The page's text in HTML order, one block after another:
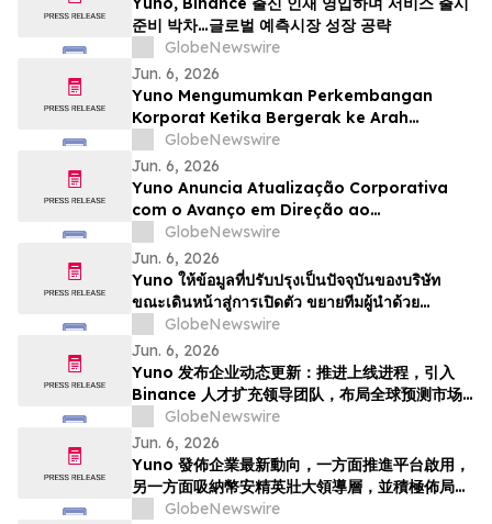
준비 박차…글로벌 예측시장 성장 공략
GlobeNewswire
Jun. 6, 2026
Yuno Mengumumkan Perkembangan
Korporat Ketika Bergerak ke Arah
Pelancaran, Memperkukuhkan Pasukan
Kepimpinan dengan Bakat dari Binance
dan Bersedia untuk Pertumbuhan
Pasaran Ramalan Global
GlobeNewswire
Jun. 6, 2026
Yuno Anuncia Atualização Corporativa
com o Avanço em Direção ao
Lançamento, Expande a Equipe de
Liderança com Talentos da Binance, e Se
Posiciona para o Crescimento do
Mercado Global de Previsões
GlobeNewswire
Jun. 6, 2026
Yuno ให้ข้อมูลที่ปรับปรุงเป็นปัจจุบันของบริษัท
ขณะเดินหน้าสู่การเปิดตัว ขยายทีมผู้นำด้วย
บุคลากรที่มีความสามารถจาก Binance และวาง
ตำแหน่งเพื่อรองรับการเติบโตของตลาดการคาดกา
รณ์ทั่วโล…
GlobeNewswire
Jun. 6, 2026
Yuno 发布企业动态更新：推进上线进程，引入
Binance 人才扩充领导团队，布局全球预测市场
GlobeNewswire
Jun. 6, 2026
Yuno 發佈企業最新動向，一方面推進平台啟用，
另一方面吸納幣安精英壯大領導層，並積極佈局全
球預測市場增長
GlobeNewswire